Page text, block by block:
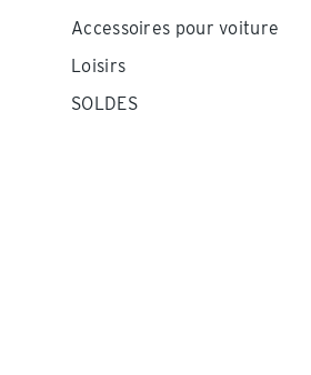
Accessoires pour voiture
Loisirs
SOLDES